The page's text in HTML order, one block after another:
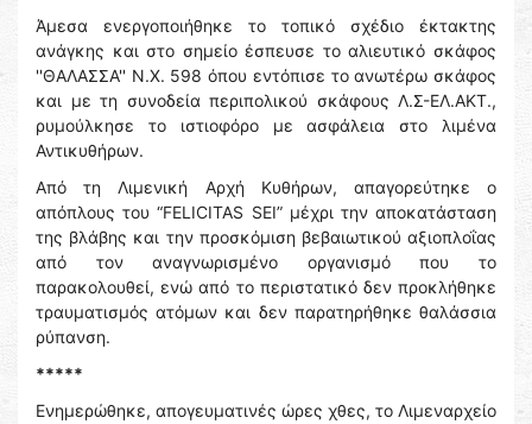
Άμεσα ενεργοποιήθηκε το τοπικό σχέδιο έκτακτης
ανάγκης και στο σημείο έσπευσε το αλιευτικό σκάφος
''ΘΑΛΑΣΣΑ'' Ν.Χ. 598 όπου εντόπισε το ανωτέρω σκάφος
και με τη συνοδεία περιπολικού σκάφους Λ.Σ-ΕΛ.ΑΚΤ.,
ρυμούλκησε το ιστιοφόρο με ασφάλεια στο λιμένα
Αντικυθήρων.
Από τη Λιμενική Αρχή Κυθήρων, απαγορεύτηκε ο
απόπλους του “FELICITAS SEI” μέχρι την αποκατάσταση
της βλάβης και την προσκόμιση βεβαιωτικού αξιοπλοΐας
από τον αναγνωρισμένο οργανισμό που το
παρακολουθεί, ενώ από το περιστατικό δεν προκλήθηκε
τραυματισμός ατόμων και δεν παρατηρήθηκε θαλάσσια
ρύπανση.
*****
Ενημερώθηκε, απογευματινές ώρες χθες, το Λιμεναρχείο